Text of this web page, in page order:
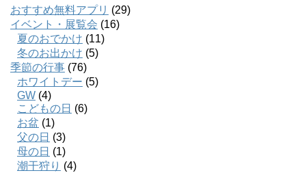
おすすめ無料アプリ (29)
イベント・展覧会 (16)
夏のおでかけ (11)
冬のお出かけ (5)
季節の行事 (76)
ホワイトデー (5)
GW (4)
こどもの日 (6)
お盆 (1)
父の日 (3)
母の日 (1)
潮干狩り (4)